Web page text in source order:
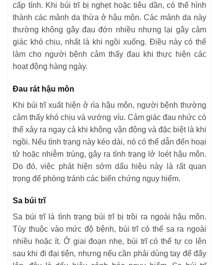
cấp tính. Khi búi trĩ bị nghẹt hoặc tiêu dần, có thể hình
thành các mảnh da thừa ở hậu môn. Các mảnh da này
thường không gây đau đớn nhiều nhưng lại gây cảm
giác khó chịu, nhất là khi ngồi xuống. Điều này có thể
làm cho người bệnh cảm thấy đau khi thực hiện các
hoạt động hàng ngày.
Đau rát hậu môn
Khi búi trĩ xuất hiện ở rìa hậu môn, người bệnh thường
cảm thấy khó chịu và vướng víu. Cảm giác đau nhức có
thể xảy ra ngay cả khi không vận động và đặc biệt là khi
ngồi. Nếu tình trạng này kéo dài, nó có thể dẫn đến hoại
tử hoặc nhiễm trùng, gây ra tình trạng lở loét hậu môn.
Do đó, việc phát hiện sớm dấu hiệu này là rất quan
trọng để phòng tránh các biến chứng nguy hiểm.
Sa búi trĩ
Sa búi trĩ là tình trạng búi trĩ bị trồi ra ngoài hậu môn.
Tùy thuộc vào mức độ bệnh, búi trĩ có thể sa ra ngoài
nhiều hoặc ít. Ở giai đoạn nhẹ, búi trĩ có thể tự co lên
sau khi đi đại tiện, nhưng nếu cần phải dùng tay để đẩy